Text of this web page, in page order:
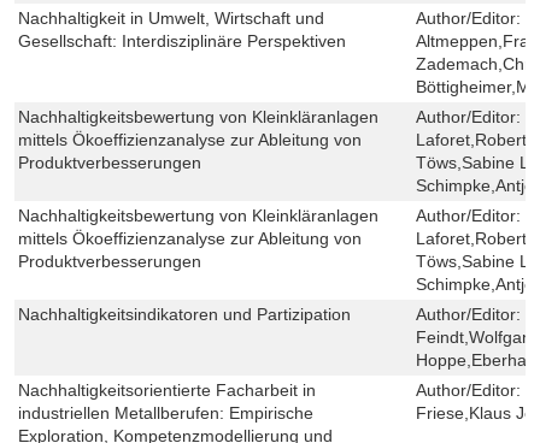
Nachhaltigkeit in Umwelt, Wirtschaft und
Gesellschaft: Interdisziplinäre Perspektiven
Author/Editor:
Nachhaltigkeitsbewertung von Kleinkläranlagen
mittels Ökoeffizienzanalyse zur Ableitung von
Produktverbesserungen
Author/Editor:
Laforet,Robert
Töws,Sabine
Nachhaltigkeitsbewertung von Kleinkläranlagen
mittels Ökoeffizienzanalyse zur Ableitung von
Produktverbesserungen
Author/Editor:
Laforet,Robert
Töws,Sabine
Nachhaltigkeitsindikatoren und Partizipation
Author/Editor:
Nachhaltigkeitsorientierte Facharbeit in
industriellen Metallberufen: Empirische
Exploration, Kompetenzmodellierung und
Author/Editor:
Friese,Klaus